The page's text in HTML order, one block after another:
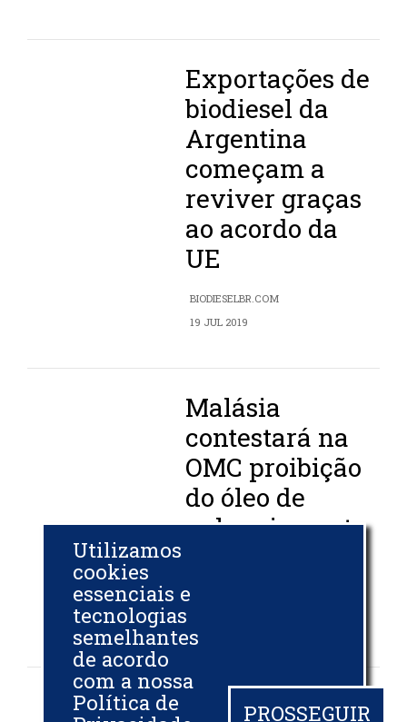
Exportações de
biodiesel da
Argentina
começam a
reviver graças
ao acordo da
UE
BIODIESELBR.COM
19 JUL 2019
Malásia
contestará na
OMC proibição
do óleo de
palma imposta
Reforma tenta
Utilizamos
cookies
essenciais e
tecnologias
semelhantes
de acordo
com a nossa
Política de
PROSSEGUIR